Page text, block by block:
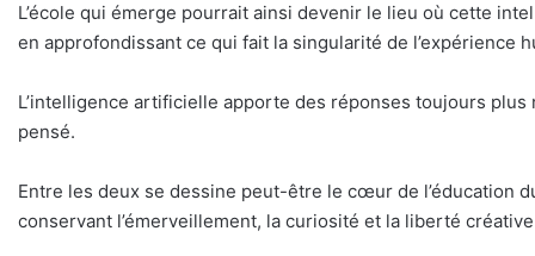
L’école qui émerge pourrait ainsi devenir le lieu où cette
en approfondissant ce qui fait la singularité de l’expérience
L’intelligence artificielle apporte des réponses toujours
pensé.
Entre les deux se dessine peut-être le cœur de l’éducation
conservant l’émerveillement, la curiosité et la liberté